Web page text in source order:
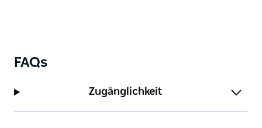
FAQs
Zugänglichkeit